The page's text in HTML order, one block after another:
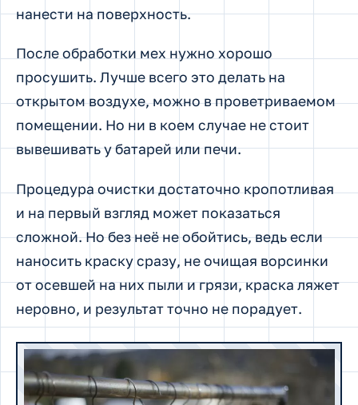
нанести на поверхность.
После обработки мех нужно хорошо
просушить. Лучше всего это делать на
открытом воздухе, можно в проветриваемом
помещении. Но ни в коем случае не стоит
вывешивать у батарей или печи.
Процедура очистки достаточно кропотливая
и на первый взгляд может показаться
сложной. Но без неё не обойтись, ведь если
наносить краску сразу, не очищая ворсинки
от осевшей на них пыли и грязи, краска ляжет
неровно, и результат точно не порадует.